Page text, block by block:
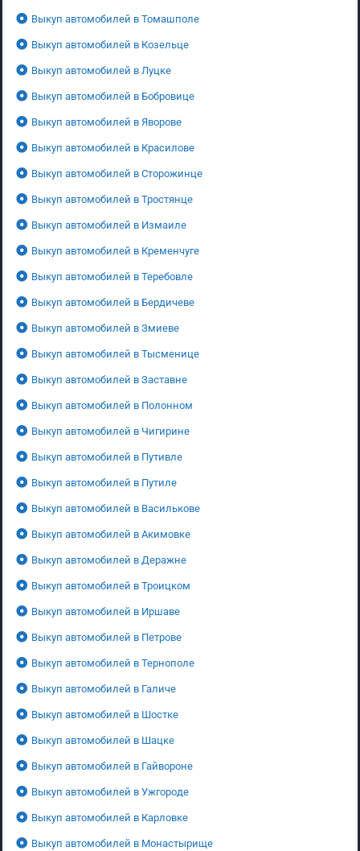
Выкуп автомобилей в Томашполе
Выкуп автомобилей в Козельце
Выкуп автомобилей в Луцке
Выкуп автомобилей в Бобровице
Выкуп автомобилей в Яворове
Выкуп автомобилей в Красилове
Выкуп автомобилей в Сторожинце
Выкуп автомобилей в Тростянце
Выкуп автомобилей в Измаиле
Выкуп автомобилей в Кременчуге
Выкуп автомобилей в Теребовле
Выкуп автомобилей в Бердичеве
Выкуп автомобилей в Змиеве
Выкуп автомобилей в Тысменице
Выкуп автомобилей в Заставне
Выкуп автомобилей в Полонном
Выкуп автомобилей в Чигирине
Выкуп автомобилей в Путивле
Выкуп автомобилей в Путиле
Выкуп автомобилей в Василькове
Выкуп автомобилей в Акимовке
Выкуп автомобилей в Деражне
Выкуп автомобилей в Троицком
Выкуп автомобилей в Иршаве
Выкуп автомобилей в Петрове
Выкуп автомобилей в Тернополе
Выкуп автомобилей в Галиче
Выкуп автомобилей в Шостке
Выкуп автомобилей в Шацке
Выкуп автомобилей в Гайвороне
Выкуп автомобилей в Ужгороде
Выкуп автомобилей в Карловке
Выкуп автомобилей в Монастырище